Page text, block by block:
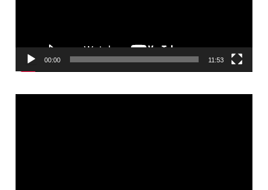
00:00 11:53